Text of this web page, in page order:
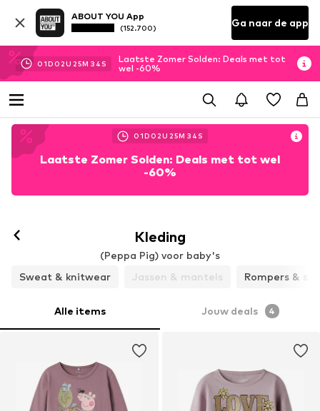
ABOUT YOU App
(152.700) Ga naar de app
01D 02U 25M 33 S
Laatste Zomer Solden: Deals met tot
wel -60%
01D 02U 25M 33 S
Laatste Zomer Solden: Deals met tot wel
-60%
Kleding
(Peppa Pig) voor baby's
Sweat & knitwear
Jassen & mantels Rompers &
Alle items Jouw deals 4